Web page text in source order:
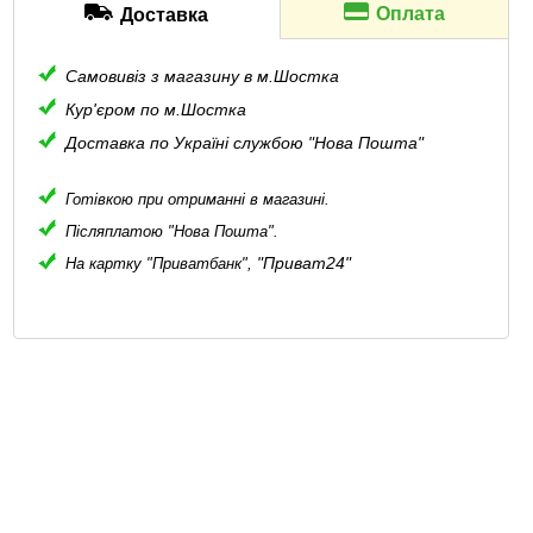
Доставка Оплата
Самовивіз з магазину в м.Шостка
Кур'єром по м.Шостка
Доставка по Україні службою "Нова Пошта"
Готівкою при отриманні в магазині.
Післяплатою "Нова Пошта".
На картку "Приватбанк", "Приват24"